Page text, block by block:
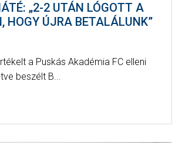
„2-2 UTÁN LÓGOTT A
HOGY ÚJRA BETALÁLUNK”
a Puskás Akadémia FC elleni
beszélt B...